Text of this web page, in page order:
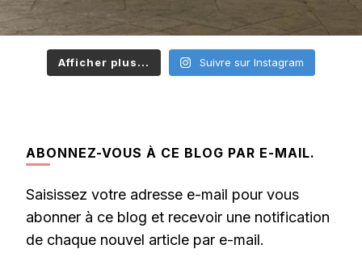
Afficher plus... Suivre sur Instagram
ABONNEZ-VOUS À CE BLOG PAR E-MAIL.
Saisissez votre adresse e-mail pour vous
abonner à ce blog et recevoir une notification
de chaque nouvel article par e-mail.